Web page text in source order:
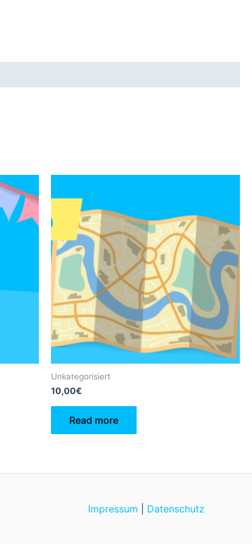
Unkategorisiert
10,00€
Read more
Impressum Datenschutz